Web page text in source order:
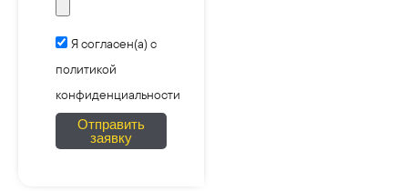
e
Я согласен(а) с
политикой
конфиденциальности
Отправить
заявку